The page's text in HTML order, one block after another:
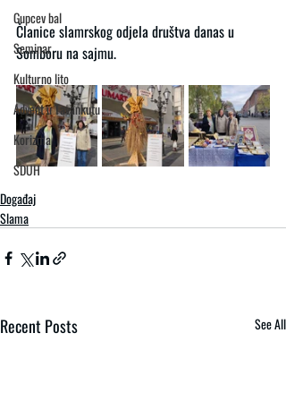
Gupcev bal
Seminar
Kulturno lito
Advent u Tavankutu
Korizma
SDUH
Članice slamrskog odjela društva danas u
Somboru na sajmu.
Događaj
Slama
Recent Posts See All